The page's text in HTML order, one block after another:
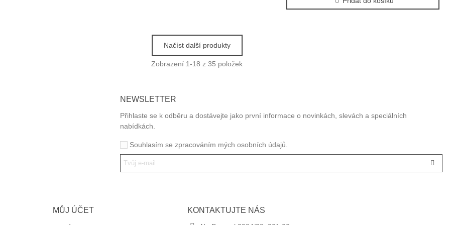
Načíst další produkty
Zobrazení 1-18 z 35 položek
NEWSLETTER
Přihlaste se k odběru a dostávejte jako první informace o novinkách, slevách a speciálních
nabídkách.
Souhlasím se zpracováním mých osobních údajů.
MŮJ ÚČET KONTAKTUJTE NÁS